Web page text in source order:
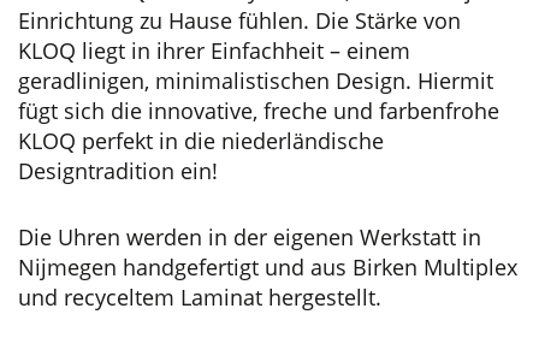
Einrichtung zu Hause fühlen. Die Stärke von
KLOQ liegt in ihrer Einfachheit – einem
geradlinigen, minimalistischen Design. Hiermit
fügt sich die innovative, freche und farbenfrohe
KLOQ perfekt in die niederländische
Designtradition ein!
Die Uhren werden in der eigenen Werkstatt in
Nijmegen handgefertigt und aus Birken Multiplex
und recyceltem Laminat hergestellt.